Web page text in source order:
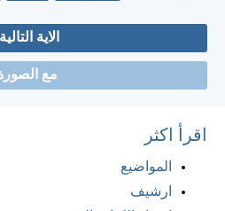
الاية
مع
اقرأ اكثر
المواضيع
ارشيف